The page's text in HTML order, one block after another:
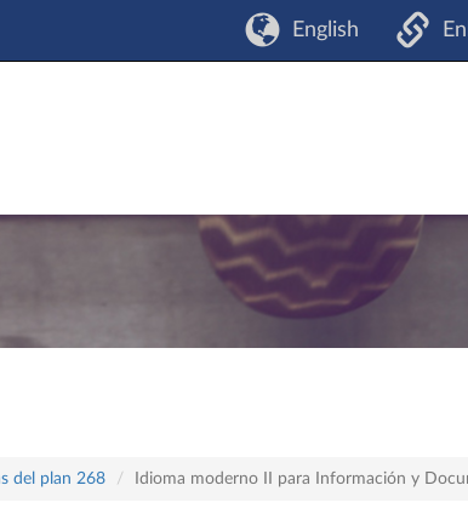
English
del plan 268 Idioma moderno II para Información y